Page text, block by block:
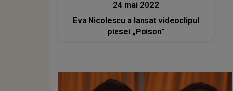
24 mai 2022
Eva Nicolescu a lansat videoclipul
piesei „Poison”